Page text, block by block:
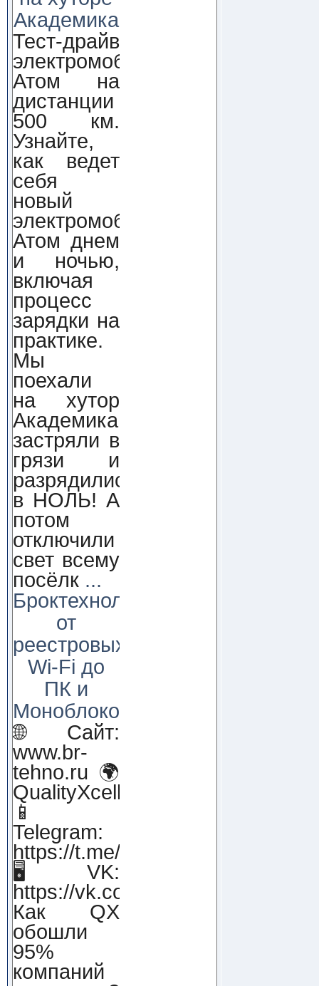
Академика
Тест-драйв
электромобиля
Атом на
дистанции
500 км.
Узнайте,
как ведет
себя
новый
электромобиль
Атом днем
и ночью,
включая
процесс
зарядки на
практике.
Мы
поехали
на хутор
Академика,
застряли в
грязи и
разрядились
в НОЛЬ! А
потом
отключили
свет всему
посёлк ...
Броктехнолоджи:
от
реестровых
Wi-Fi до
ПК и
Моноблоков!
🌐 Сайт:
www.br-
tehno.ru 🌍
QualityXcellence.ru
📱
Telegram:
https://t.me/qx_lab_IT
🖥 VK:
https://vk.com/qualityxcellenc
Как QX
обошли
95%
компаний